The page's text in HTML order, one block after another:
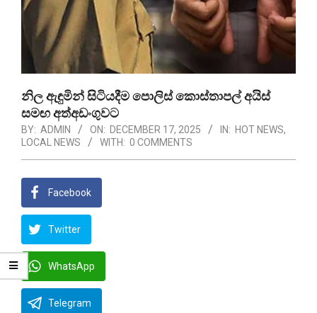
නිල ඇඳුමින් සිටියදීම පොලිස් කොස්තාපල් අයිස්
සමඟ අත්අඩංගුවට
BY: ADMIN ON: DECEMBER 17, 2025 IN: HOT NEWS,
LOCAL NEWS
WITH: 0 COMMENTS
Facebook
Twitter
WhatsApp
Telegram